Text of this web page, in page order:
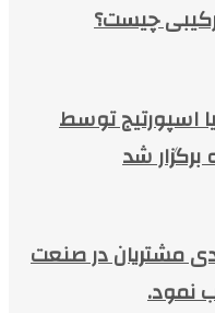
چیست؟
اسپورتیج توسط
شد
مشتریان در صنعت
نمود.